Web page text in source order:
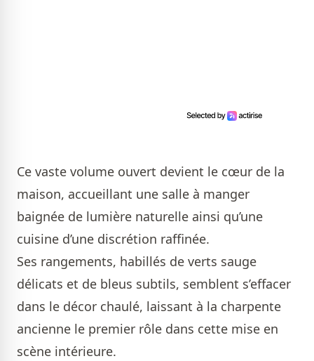
Ce vaste volume ouvert devient le cœur de la
maison, accueillant une salle à manger
baignée de lumière naturelle ainsi qu’une
cuisine d’une discrétion raffinée.
Ses rangements, habillés de verts sauge
délicats et de bleus subtils, semblent s’effacer
dans le décor chaulé, laissant à la charpente
ancienne le premier rôle dans cette mise en
scène intérieure.